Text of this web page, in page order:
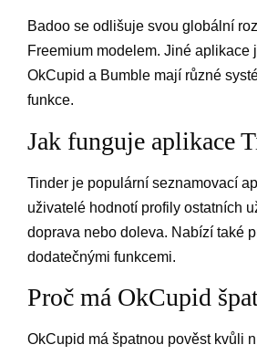
Badoo se odlišuje svou globální
Freemium modelem. Jiné aplikace
OkCupid a Bumble mají různé
funkce.
Jak funguje aplikace
Tinder je populární seznamovací
uživatelé hodnotí profily ostatních
doprava nebo doleva. Nabízí také
dodatečnými funkcemi.
Proč má OkCupid
OkCupid má špatnou pověst kvůli